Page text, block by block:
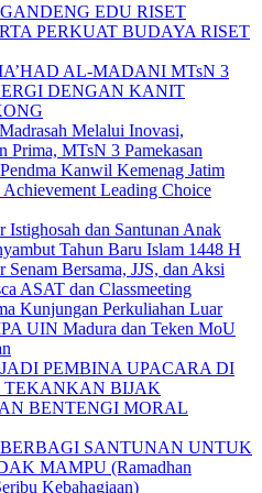
EDU RISET
PERKUAT BUDAYA RISET
AL-MADANI MTsN 3
DENGAN KANIT
Melalui Inovasi,
Prima, MTsN 3 Pamekasan
Kanwil Kemenag Jatim
Leading Choice
Istighosah dan Santunan Anak
Tahun Baru Islam 1448 H
Bersama, JJS, dan Aksi
ASAT dan Classmeeting
Kunjungan Perkuliahan Luar
UIN Madura dan Teken MoU
PEMBINA UPACARA DI
TEKANKAN BIJAK
BENTENGI MORAL
SANTUNAN UNTUK
MAMPU (Ramadhan
Kebahagiaan)